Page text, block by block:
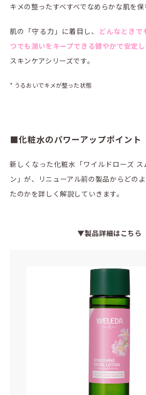
キメの整ったすべすべでなめらかな肌を保
肌の「守る力」に着目し、
どんなとき
つでも潤いをキープできる健やかで安定
スキンケアシリーズです。
* うるおいでキメが整った状態
■化粧水のパワーアップポイント
新しくなった化粧水「ワイルドローズ ス
ン」が、リニューアル前の製品からどの
たのかを詳しく解説していきます。
▼製品詳細はこちら